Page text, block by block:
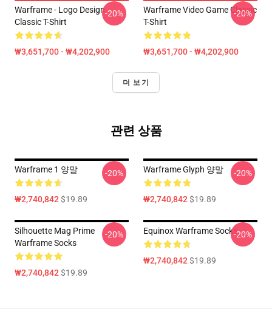
Warframe - Logo Design
Classic T-Shirt
₩3,651,700 - ₩4,202,900
-20%
Warframe Video Game Classic
T-Shirt
₩3,651,700 - ₩4,202,900
-20%
더 보기
관련 상품
Warframe 1 양말
₩2,740,842$19.89
-20% Warframe Glyph 양말
₩2,740,842$19.89
-20%
Silhouette Mag Prime
Warframe Socks
₩2,740,842$19.89
-20% Equinox Warframe Socks
₩2,740,842$19.89
-20%